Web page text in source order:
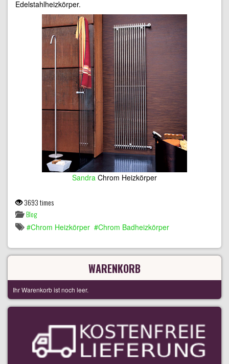
Edelstahlheizkörper.
Sandra Chrom Heizkörper
3693 times
Blog
Chrom Heizkörper Chrom Badheizkörper
WARENKORB
Ihr Warenkorb ist noch leer.